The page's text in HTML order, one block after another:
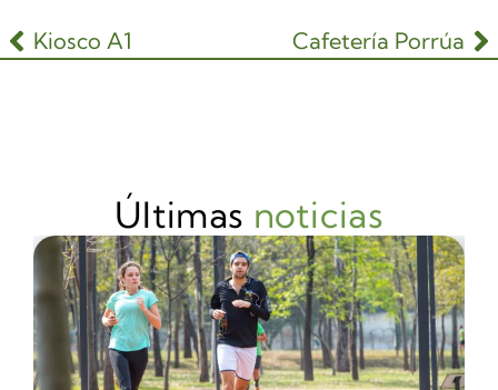
Kiosco A1 Cafetería Porrúa
Últimas noticias